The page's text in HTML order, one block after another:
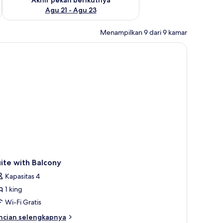
Agu 21 - Agu 23
Menampilkan 9 dari 9 kamar
brankas, tirai kedap cahaya, dan tempat tidur bayi gratis
with Balcony
Kapasitas 4
1 king
Wi-Fi Gratis
selengkapnya